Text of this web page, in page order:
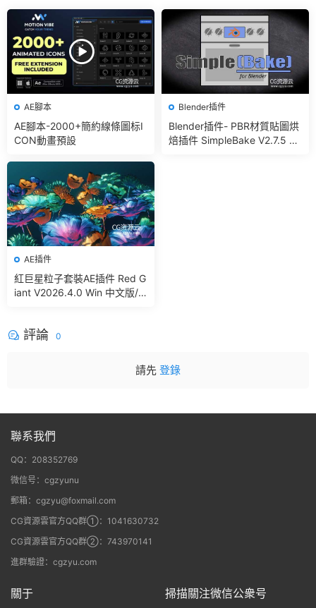
AE腳本
AE腳本-2000+簡約線條圖标I
CON動畫預設
Blender插件
Blender插件- PBR材質貼圖烘
焙插件 SimpleBake V2.7.5 –
AE插件
紅巨星粒子套裝AE插件 Red G
iant V2026.4.0 Win 中文版/
評論 0
請先 登錄
聯系我們
QQ：208352769
微信号：cgzyunu
郵箱：cgzyu@foxmail.com
CG資源雲官方QQ群①：1041630732
CG資源雲官方QQ群②：743970141
進群驗證：cgzyu.com
關于 掃描關注微信公衆号